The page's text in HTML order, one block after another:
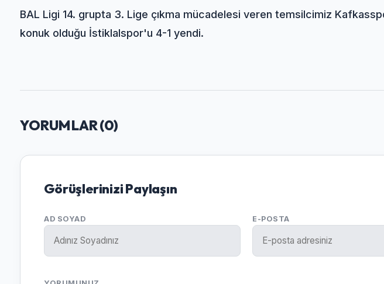
BAL Ligi 14. grupta 3. Lige çıkma mücadelesi veren temsilcimiz
konuk olduğu İstiklalspor'u 4-1 yendi.
YORUMLAR (0)
Görüşlerinizi Paylaşın
AD SOYAD E-POSTA